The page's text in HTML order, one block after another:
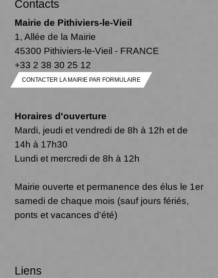
Contacts
Mairie de Pithiviers-le-Vieil
1, Allée de la Mairie
45300 Pithiviers-le-Vieil - FRANCE
+33 2 38 30 25 12
CONTACTER LA MAIRIE PAR FORMULAIRE
Horaires d'ouverture
Mardi, jeudi et vendredi de 8h à 12h et de
14h à 17h30
Lundi et mercredi de 8h à 12h
Mairie ouverte et permanence des élus le 1er
samedi de chaque mois (sauf jours fériés,
ponts et vacances d'été)
Liens